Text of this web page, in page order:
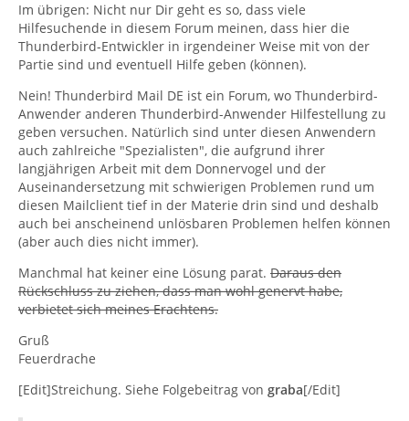
Im übrigen: Nicht nur Dir geht es so, dass viele
Hilfesuchende in diesem Forum meinen, dass hier die
Thunderbird-Entwickler in irgendeiner Weise mit von der
Partie sind und eventuell Hilfe geben (können).
Nein! Thunderbird Mail DE ist ein Forum, wo Thunderbird-
Anwender anderen Thunderbird-Anwender Hilfestellung zu
geben versuchen. Natürlich sind unter diesen Anwendern
auch zahlreiche "Spezialisten", die aufgrund ihrer
langjährigen Arbeit mit dem Donnervogel und der
Auseinandersetzung mit schwierigen Problemen rund um
diesen Mailclient tief in der Materie drin sind und deshalb
auch bei anscheinend unlösbaren Problemen helfen können
(aber auch dies nicht immer).
Manchmal hat keiner eine Lösung parat. Daraus den
Rückschluss zu ziehen, dass man wohl genervt habe,
verbietet sich meines Erachtens.
Gruß
Feuerdrache
[Edit]Streichung. Siehe Folgebeitrag von graba[/Edit]